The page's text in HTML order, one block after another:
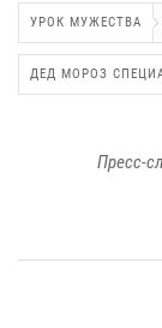
УРОК МУЖЕСТВА
ДЕД МОРОЗ
Пресс-